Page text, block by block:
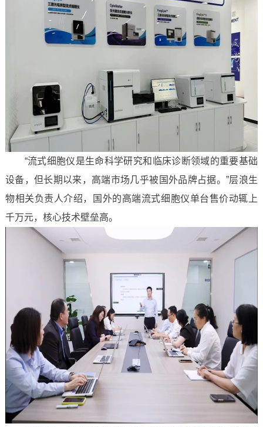
“流式细胞仪是生命科学研究和临床诊断领域的重要基础
设备，但长期以来，高端市场几乎被国外品牌占据。”层浪生
物相关负责人介绍，国外的高端流式细胞仪单台售价动辄上
千万元，核心技术壁垒高。